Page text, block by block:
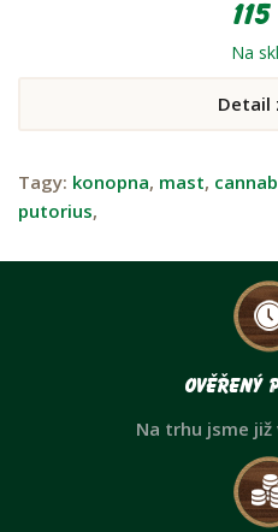
Na
Detail
Tagy: konopna, mast,
putorius,
Ověřený
Na trhu jsme